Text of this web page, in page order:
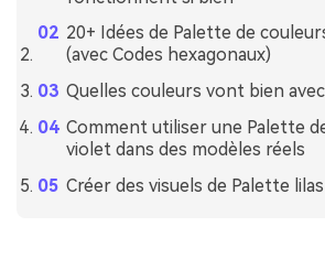
20+ Idées de Palette de
(avec Codes hexagonaux)
Quelles couleurs vont bien
Comment utiliser une Palette
violet dans des modèles réels
Créer des visuels de Palette